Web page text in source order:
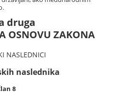
druga
OSNOVU ZAKONA
NASLEDNICI
naslednika
8